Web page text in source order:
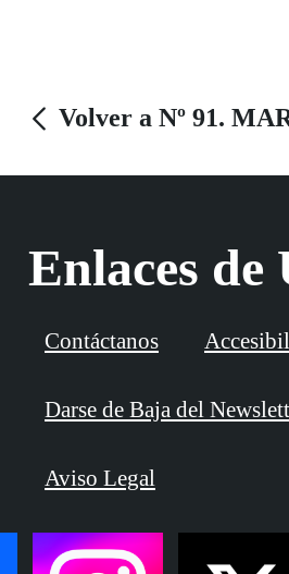
Volver a Nº 91.
Enlaces
Contáctanos
Darse de Baja del
Aviso Legal